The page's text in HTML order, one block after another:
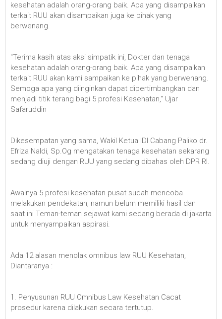
kesehatan adalah orang-orang baik. Apa yang disampaikan
terkait RUU akan disampaikan juga ke pihak yang
berwenang.
"Terima kasih atas aksi simpatik ini, Dokter dan tenaga
kesehatan adalah orang-orang baik. Apa yang disampaikan
terkait RUU akan kami sampaikan ke pihak yang berwenang.
Semoga apa yang diinginkan dapat dipertimbangkan dan
menjadi titik terang bagi 5 profesi Kesehatan," Ujar
Safaruddin
Dikesempatan yang sama, Wakil Ketua IDI Cabang Paliko dr.
Efriza Naldi, Sp.Og mengatakan tenaga kesehatan sekarang
sedang diuji dengan RUU yang sedang dibahas oleh DPR RI.
Awalnya 5 profesi kesehatan pusat sudah mencoba
melakukan pendekatan, namun belum memiliki hasil dan
saat ini Teman-teman sejawat kami sedang berada di jakarta
untuk menyampaikan aspirasi.
Ada 12 alasan menolak omnibus law RUU Kesehatan,
Diantaranya :
1. Penyusunan RUU Omnibus Law Kesehatan Cacat
prosedur karena dilakukan secara tertutup.